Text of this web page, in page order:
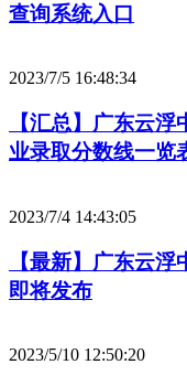
查询系统入口
2023/7/5 16:48:34
【汇总】广东云
业录取分数线一览
2023/7/4 14:43:05
【最新】广东云
即将发布
2023/5/10 12:50:20